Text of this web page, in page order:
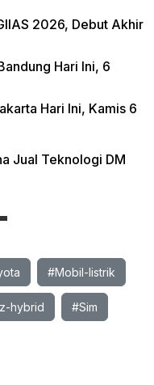
2026, Debut Akhir
Hari Ini, 6
Hari Ini, Kamis 6
Jual Teknologi DM
#Mobil-listrik
hybrid #Sim